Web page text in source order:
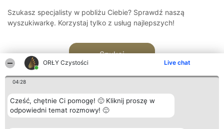
ORŁY Czystości Live chat
04:28
Cześć, chętnie Ci pomogę! 🙂 Kliknij proszę w
odpowiedni temat rozmowy! 🙂
Szukasz specjalisty w pobliżu Ciebie? Sprawdź naszą
wyszukiwarkę. Korzystaj tylko z usług najlepszych!
Szukaj
Organizator plebiscytu Plebiscyt Kontakt